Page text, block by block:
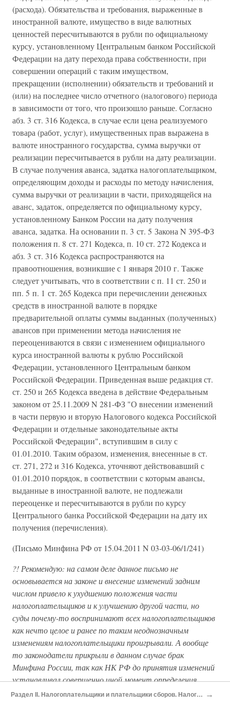
(расхода). Обязательства и требования, выраженные в
иностранной валюте, имущество в виде валютных
ценностей пересчитываются в рубли по официальному
курсу, установленному Центральным банком Российской
Федерации на дату перехода права собственности, при
совершении операций с таким имуществом,
прекращении (исполнении) обязательств и требований и
(или) на последнее число отчетного (налогового) периода
в зависимости от того, что произошло раньше. Согласно
абз. 3 ст. 316 Кодекса, в случае если цена реализуемого
товара (работ, услуг), имущественных прав выражена в
валюте иностранного государства, сумма выручки от
реализации пересчитывается в рубли на дату реализации.
В случае получения аванса, задатка налогоплательщиком,
определяющим доходы и расходы по методу начисления,
сумма выручки от реализации в части, приходящейся на
аванс, задаток, определяется по официальному курсу,
установленному Банком России на дату получения
аванса, задатка. На основании п. 3 ст. 5 Закона N 395-ФЗ
положения п. 8 ст. 271 Кодекса, п. 10 ст. 272 Кодекса и
абз. 3 ст. 316 Кодекса распространяются на
правоотношения, возникшие с 1 января 2010 г. Также
следует учитывать, что в соответствии с п. 11 ст. 250 и
пп. 5 п. 1 ст. 265 Кодекса при перечислении денежных
средств в иностранной валюте в порядке
предварительной оплаты суммы выданных (полученных)
авансов при применении метода начисления не
переоцениваются в связи с изменением официального
курса иностранной валюты к рублю Российской
Федерации, установленного Центральным банком
Российской Федерации. Приведенная выше редакция ст.
ст. 250 и 265 Кодекса введена в действие Федеральным
законом от 25.11.2009 N 281-ФЗ "О внесении изменений
в части первую и вторую Налогового кодекса Российской
Федерации и отдельные законодательные акты
Российской Федерации", вступившим в силу с
01.01.2010. Таким образом, изменения, внесенные в ст.
ст. 271, 272 и 316 Кодекса, уточняют действовавший с
01.01.2010 порядок, в соответствии с которым авансы,
выданные в иностранной валюте, не подлежали
переоценке и пересчитываются в рубли по курсу
Центрального банка Российской Федерации на дату их
получения (перечисления).
(Письмо Минфина РФ от 15.04.2011 N 03-03-06/1/241)
?! Рекомендую: на самом деле данное письмо не
основывается на законе и внесение изменений задним
числом привело к ухудшению положения части
налогоплательщиков и к улучшению другой части, но
суды почему-то воспринимают всех налогоплательщиков
как нечто целое и ранее по таким неоднозначным
изменениям налогоплательщики проигрывали. А вообще
то законодатели прикрыли в данном случае брак
Минфина России, так как НК РФ до принятия изменений
устанавливал совершенно иной момент определения
курса.
Раздел II. Налогоплательщики и плательщики сборов. Налоговые агенты. Представительство в налоговых правоотношениях →